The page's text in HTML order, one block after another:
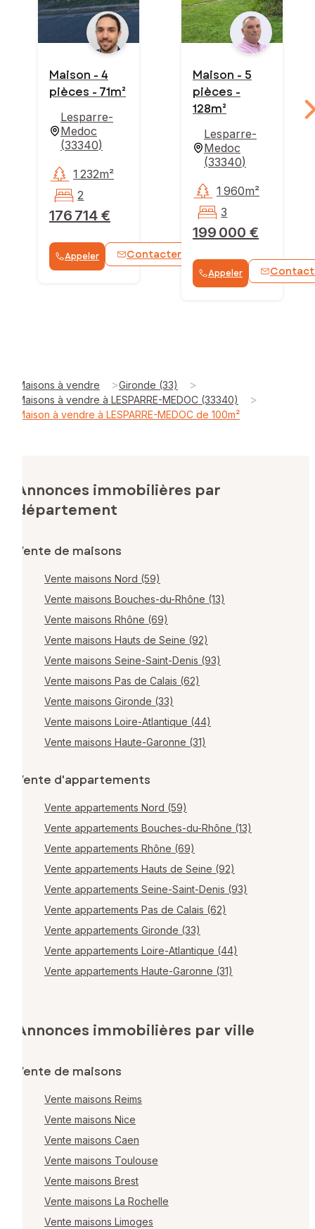
Maison - 4
pièces - 71m²
Lesparre-
Medoc
(33340)
176 714 €
1 232m²
2
Appeler Contacter WhatsApp
Maison - 5
pièces -
128m²
Lesparre-
Medoc
(33340)
199 000 €
1 960m²
3
Appeler
Maisons à vendre >Gironde (33) >
Maisons à vendre à LESPARRE-MEDOC (33340) >
Maison à vendre à LESPARRE-MEDOC de 100m²
Annonces immobilières par
département
Vente de maisons
Vente maisons Nord (59)
Vente maisons Bouches-du-Rhône (13)
Vente maisons Rhône (69)
Vente maisons Hauts de Seine (92)
Vente maisons Seine-Saint-Denis (93)
Vente maisons Pas de Calais (62)
Vente maisons Gironde (33)
Vente maisons Loire-Atlantique (44)
Vente maisons Haute-Garonne (31)
Vente d'appartements
Vente appartements Nord (59)
Vente appartements Bouches-du-Rhône (13)
Vente appartements Rhône (69)
Vente appartements Hauts de Seine (92)
Vente appartements Seine-Saint-Denis (93)
Vente appartements Pas de Calais (62)
Vente appartements Gironde (33)
Vente appartements Loire-Atlantique (44)
Vente appartements Haute-Garonne (31)
Annonces immobilières par ville
Vente de maisons
Vente maisons Reims
Vente maisons Nice
Vente maisons Caen
Vente maisons Toulouse
Vente maisons Brest
Vente maisons La Rochelle
Vente maisons Limoges